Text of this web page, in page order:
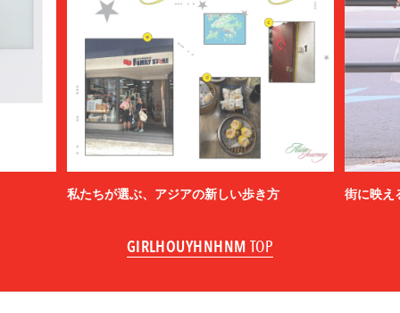
私たちが選ぶ、アジアの新しい歩き方 街に映え
GIRLHOUYHNHNM TOP